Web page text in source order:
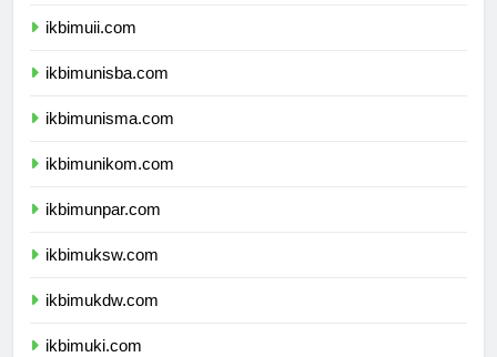
ikbimuii.com
ikbimunisba.com
ikbimunisma.com
ikbimunikom.com
ikbimunpar.com
ikbimuksw.com
ikbimukdw.com
ikbimuki.com